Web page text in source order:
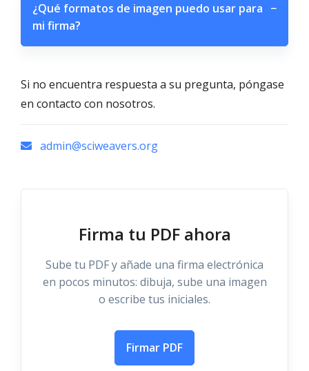
¿Qué formatos de imagen puedo usar para
mi firma?
−
Si no encuentra respuesta a su pregunta, póngase
en contacto con nosotros.
admin@sciweavers.org
Firma tu PDF ahora
Sube tu PDF y añade una firma electrónica
en pocos minutos: dibuja, sube una imagen
o escribe tus iniciales.
Firmar PDF